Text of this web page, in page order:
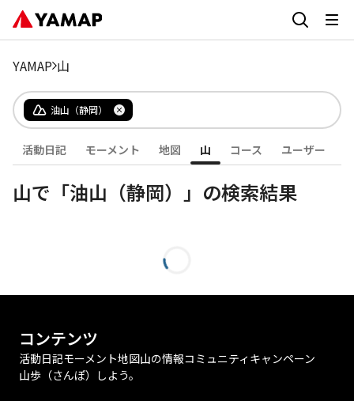
YAMAP 山
油山（静岡）
活動日記 モーメント 地図 山 コース ユーザー
山で「油山（静岡）」の検索結果
コンテンツ
活動日記モーメント地図山の情報コミュニティ キャンペーン
山歩（さんぽ）しよう。